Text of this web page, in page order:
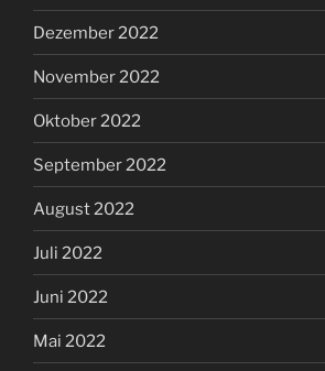
Dezember 2022
November 2022
Oktober 2022
September 2022
August 2022
Juli 2022
Juni 2022
Mai 2022